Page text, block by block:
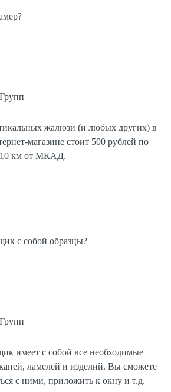
жалюзи (и любых других) в
магазине стоит 500 рублей по
км от МКАД.
с собой образцы?
имеет с собой все необходимые
ламелей и изделий. Вы сможете
с ними, приложить к окну и т.д.